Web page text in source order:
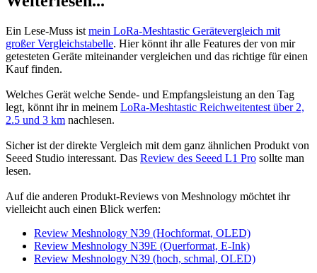
Ein Lese-Muss ist mein LoRa-Meshtastic Gerätevergleich mit
großer Vergleichstabelle. Hier könnt ihr alle Features der von mir
getesteten Geräte miteinander vergleichen und das richtige für einen
Kauf finden.
Welches Gerät welche Sende- und Empfangsleistung an den Tag
legt, könnt ihr in meinem LoRa-Meshtastic Reichweitentest über 2,
2.5 und 3 km nachlesen.
Sicher ist der direkte Vergleich mit dem ganz ähnlichen Produkt von
Seeed Studio interessant. Das Review des Seeed L1 Pro sollte man
lesen.
Auf die anderen Produkt-Reviews von Meshnology möchtet ihr
vielleicht auch einen Blick werfen:
Review Meshnology N39 (Hochformat, OLED)
Review Meshnology N39E (Querformat, E-Ink)
Review Meshnology N39 (hoch, schmal, OLED)